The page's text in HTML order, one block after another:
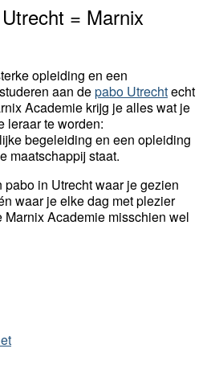
= Marnix
opleiding en een
aan depabo Utrechtecht
Academie krijg je alles wat je
leraar te worden:
begeleiding en een opleiding
maatschappij staat.
in Utrecht waar je gezien
waar je elke dag met plezier
Academie misschien wel